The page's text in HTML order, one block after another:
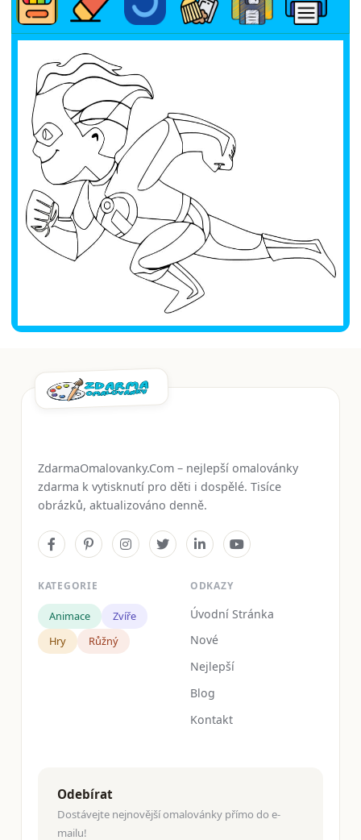
ZdarmaOmalovanky.Com – nejlepší omalovánky
zdarma k vytisknutí pro děti i dospělé. Tisíce
obrázků, aktualizováno denně.
KATEGORIE
Animace
Zvíře
Hry
Růžný
ODKAZY
Úvodní Stránka
Nové
Nejlepší
Blog
Kontakt
Odebírat
Dostávejte nejnovější omalovánky přímo do e-
mailu!